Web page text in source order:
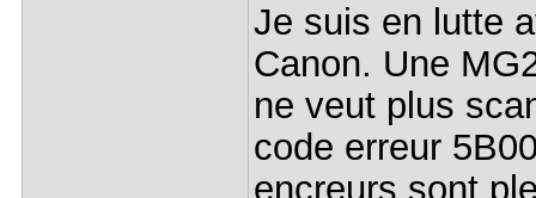
Je suis en lutte
Canon. Une
ne veut plus
code erreur
encreurs sont